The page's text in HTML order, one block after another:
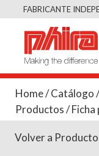
FABRICANTE
Home/Catálogo
Productos/
Volver a